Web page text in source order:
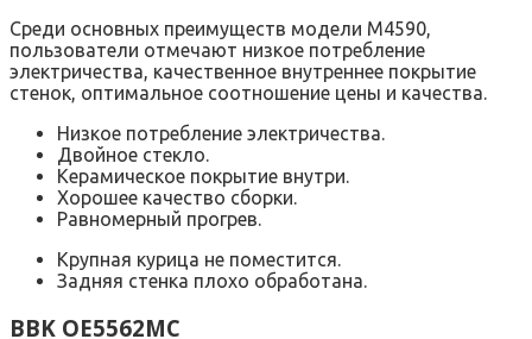
Среди основных преимуществ модели М4590,
пользователи отмечают низкое потребление
электричества, качественное внутреннее покрытие
стенок, оптимальное соотношение цены и качества.
Низкое потребление электричества.
Двойное стекло.
Керамическое покрытие внутри.
Хорошее качество сборки.
Равномерный прогрев.
Крупная курица не поместится.
Задняя стенка плохо обработана.
BBK OE5562MC